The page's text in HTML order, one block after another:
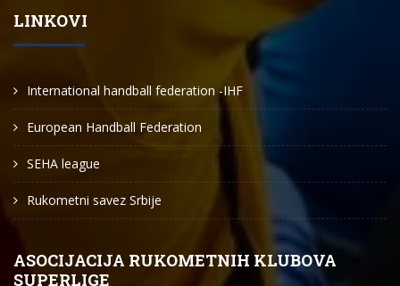
LINKOVI
International handball federation -IHF
European Handball Federation
SEHA league
Rukometni savez Srbije
ASOCIJACIJA RUKOMETNIH KLUBOVA
SUPERLIGE